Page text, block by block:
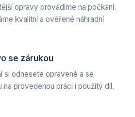
opravy provádíme na počkání.
kvalitní a ověřené náhradní
se zárukou
si odnesete opravené a se
na provedenou práci i použitý díl.